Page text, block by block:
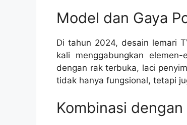
Model dan Gaya
Di tahun 2024, desain lemari
kali menggabungkan
dengan rak terbuka, laci
tidak hanya fungsional, tetapi
Kombinasi